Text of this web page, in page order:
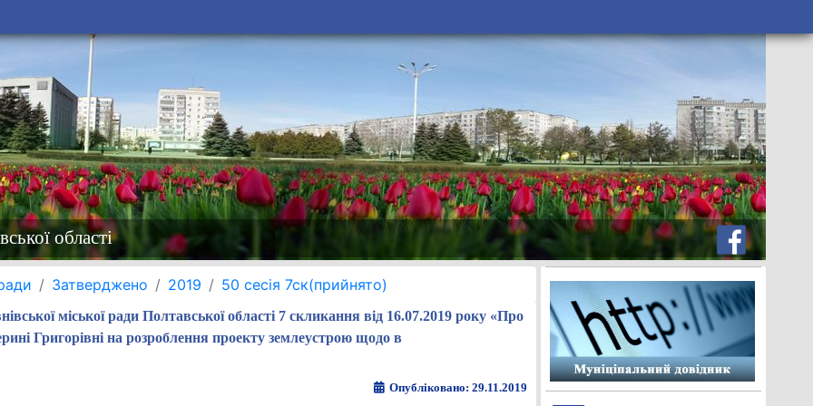
області
Затверджено 2019 50 сесія 7ск(прийнято)
міської ради Полтавської області 7 скликання від 16.07.2019 року «Про
Григорівні на розроблення проекту землеустрою щодо в
Опубліковано: 29.11.2019